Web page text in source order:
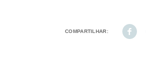
COMPARTILHAR: